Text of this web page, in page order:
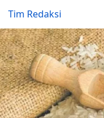
Tim Redaksi